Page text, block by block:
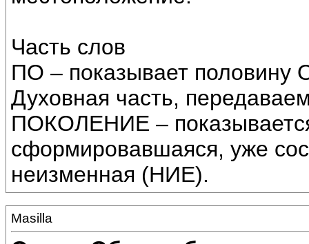
Часть слов
ПО – показывает половину
Духовная часть,
ПОКОЛЕНИЕ –
сформировавшаяся, уже
неизменная (НИЕ).
Masilla